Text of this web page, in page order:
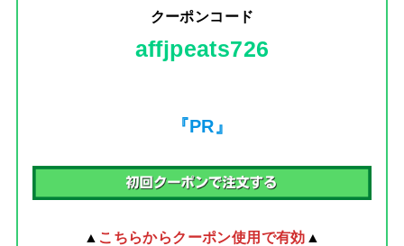
クーポンコード
affjpeats726
『PR』
▲ こちらからクーポン使用で有効 ▲